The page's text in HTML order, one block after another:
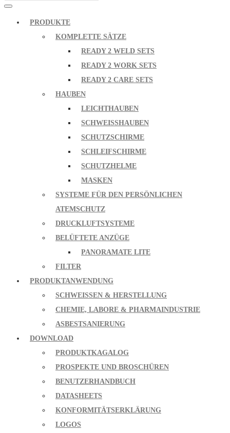
PRODUKTE
KOMPLETTE SÄTZE
READY 2 WELD SETS
READY 2 WORK SETS
READY 2 CARE SETS
HAUBEN
LEICHTHAUBEN
SCHWEISSHAUBEN
SCHUTZSCHIRME
SCHLEIFSCHIRME
SCHUTZHELME
MASKEN
SYSTEME FÜR DEN PERSÖNLICHEN
ATEMSCHUTZ
DRUCKLUFTSYSTEME
BELÜFTETE ANZÜGE
PANORAMATE LITE
FILTER
PRODUKTANWENDUNG
SCHWEISSEN & HERSTELLUNG
CHEMIE, LABORE & PHARMAINDUSTRIE
ASBESTSANIERUNG
DOWNLOAD
PRODUKTKAGALOG
PROSPEKTE UND BROSCHÜREN
BENUTZERHANDBUCH
DATASHEETS
KONFORMITÄTSERKLÄRUNG
LOGOS